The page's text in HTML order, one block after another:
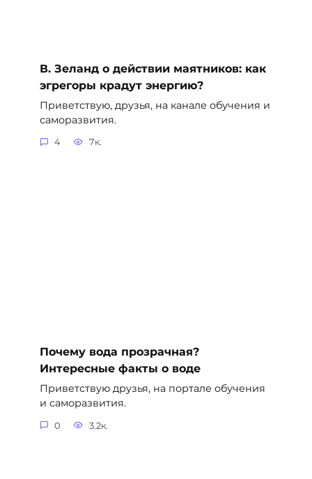
В. Зеланд о действии маятников: как
эгрегоры крадут энергию?
Приветствую, друзья, на канале обучения и
саморазвития.
4 7к.
Почему вода прозрачная?
Интересные факты о воде
Приветствую друзья, на портале обучения
и саморазвития.
0 3.2к.